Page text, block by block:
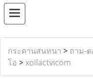
กระดานสนทนา > ถาม-ต
โอ >xoilactvicom